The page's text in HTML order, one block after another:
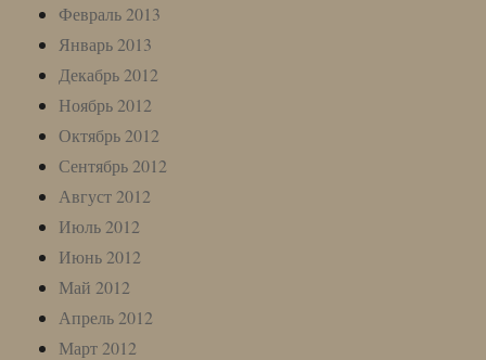
Февраль 2013
Январь 2013
Декабрь 2012
Ноябрь 2012
Октябрь 2012
Сентябрь 2012
Август 2012
Июль 2012
Июнь 2012
Май 2012
Апрель 2012
Март 2012